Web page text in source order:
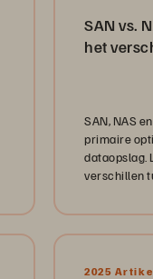
SAN vs.
het
SAN, NAS
primaire
dataopslag.
verschillen
2025